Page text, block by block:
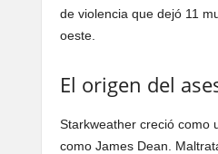
de violencia que dejó 11
oeste.
El origen del
Starkweather creció como
como James Dean.